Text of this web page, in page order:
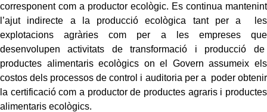
corresponent com a productor ecològic. Es continua mantenint
l’ajut indirecte a la producció ecològica tant per a les
explotacions agràries com per a les empreses que
desenvolupen activitats de transformació i producció de
productes alimentaris ecològics on el Govern assumeix els
costos dels processos de control i auditoria per a poder obtenir
la certificació com a productor de productes agraris i productes
alimentaris ecològics.